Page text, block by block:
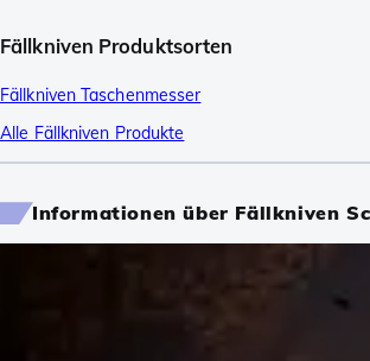
Fällkniven Produktsorten
Fällkniven Taschenmesser
Alle Fällkniven Produkte
Informationen über Fällkniven